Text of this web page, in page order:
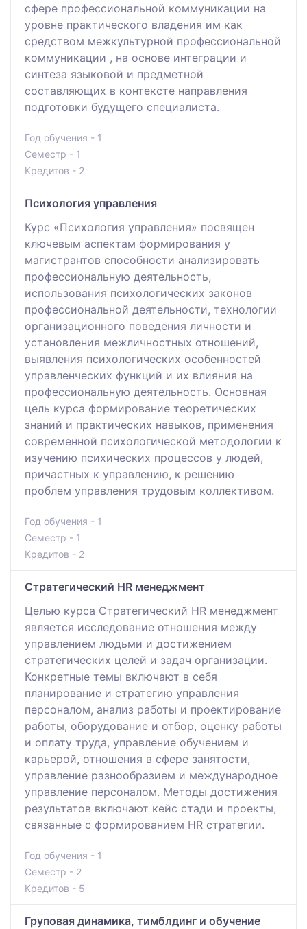
сфере профессиональной коммуникации на
уровне практического владения им как
средством межкультурной профессиональной
коммуникации , на основе интеграции и
синтеза языковой и предметной
составляющих в контексте направления
подготовки будущего специалиста.
Год обучения - 1
Семестр - 1
Кредитов - 2
Психология управления
Курс «Психология управления» посвящен
ключевым аспектам формирования у
магистрантов способности анализировать
профессиональную деятельность,
использования психологических законов
профессиональной деятельности, технологии
организационного поведения личности и
установления межличностных отношений,
выявления психологических особенностей
управленческих функций и их влияния на
профессиональную деятельность. Основная
цель курса формирование теоретических
знаний и практических навыков, применения
современной психологической методологии к
изучению психических процессов у людей,
причастных к управлению, к решению
проблем управления трудовым коллективом.
Год обучения - 1
Семестр - 1
Кредитов - 2
Стратегический HR менеджмент
Целью курса Стратегический HR менеджмент
является исследование отношения между
управлением людьми и достижением
стратегических целей и задач организации.
Конкретные темы включают в себя
планирование и стратегию управления
персоналом, анализ работы и проектирование
работы, оборудование и отбор, оценку работы
и оплату труда, управление обучением и
карьерой, отношения в сфере занятости,
управление разнообразием и международное
управление персоналом. Методы достижения
результатов включают кейс стади и проекты,
связанные с формированием HR стратегии.
Год обучения - 1
Семестр - 2
Кредитов - 5
Груповая динамика, тимблдинг и обучение